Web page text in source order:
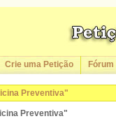
Crie uma Petição Fórum
Preventiva"
Preventiva"